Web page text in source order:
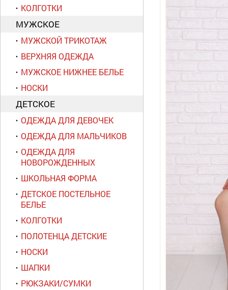
КОЛГОТКИ
МУЖСКОЕ
МУЖСКОЙ ТРИКОТАЖ
ВЕРХНЯЯ ОДЕЖДА
МУЖСКОЕ НИЖНЕЕ БЕЛЬЕ
НОСКИ
ДЕТСКОЕ
ОДЕЖДА ДЛЯ ДЕВОЧЕК
ОДЕЖДА ДЛЯ МАЛЬЧИКОВ
ОДЕЖДА ДЛЯ
НОВОРОЖДЕННЫХ
ШКОЛЬНАЯ ФОРМА
ДЕТСКОЕ ПОСТЕЛЬНОЕ
БЕЛЬЕ
КОЛГОТКИ
ПОЛОТЕНЦА ДЕТСКИЕ
НОСКИ
ШАПКИ
РЮКЗАКИ/СУМКИ